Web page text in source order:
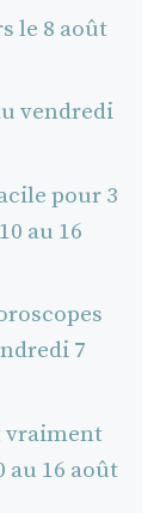
le 8 août
vendredi
pour 3
au 16
7
vraiment
au 16 août